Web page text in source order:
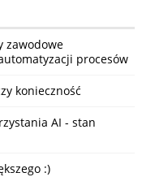
zawodowe
procesów
konieczność
AI - stan
:)